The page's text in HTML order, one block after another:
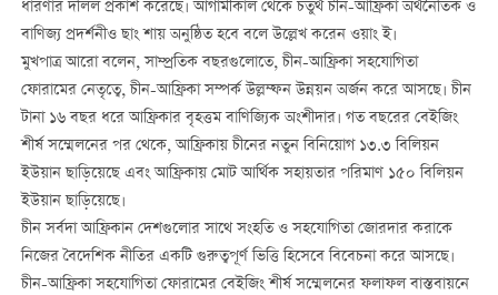
ধারণার দলিল প্রকাশ করেছে। আগামীকাল থেকে চতুর্থ চীন-আফ্রিকা অর্থনৈতিক ও
বাণিজ্য প্রদর্শনীও ছাং শায় অনুষ্ঠিত হবে বলে উল্লেখ করেন ওয়াং ই।
মুখপাত্র আরো বলেন, সাম্প্রতিক বছরগুলোতে, চীন-আফ্রিকা সহযোগিতা
ফোরামের নেতৃত্বে, চীন-আফ্রিকা সম্পর্ক উল্লম্ফন উন্নয়ন অর্জন করে আসছে। চীন
টানা ১৬ বছর ধরে আফ্রিকার বৃহত্তম বাণিজ্যিক অংশীদার। গত বছরের বেইজিং
শীর্ষ সম্মেলনের পর থেকে, আফ্রিকায় চীনের নতুন বিনিয়োগ ১৩.৩ বিলিয়ন
ইউয়ান ছাড়িয়েছে এবং আফ্রিকায় মোট আর্থিক সহায়তার পরিমাণ ১৫০ বিলিয়ন
ইউয়ান ছাড়িয়েছে।
চীন সর্বদা আফ্রিকান দেশগুলোর সাথে সংহতি ও সহযোগিতা জোরদার করাকে
নিজের বৈদেশিক নীতির একটি গুরুত্বপূর্ণ ভিত্তি হিসেবে বিবেচনা করে আসছে।
চীন-আফ্রিকা সহযোগিতা ফোরামের বেইজিং শীর্ষ সম্মেলনের ফলাফল বাস্তবায়নে